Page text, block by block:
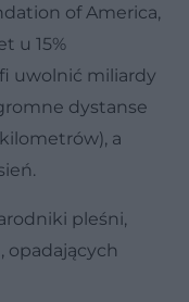
of America,
u 15%
uwolnić miliardy
dystanse
a
pleśni,
opadających